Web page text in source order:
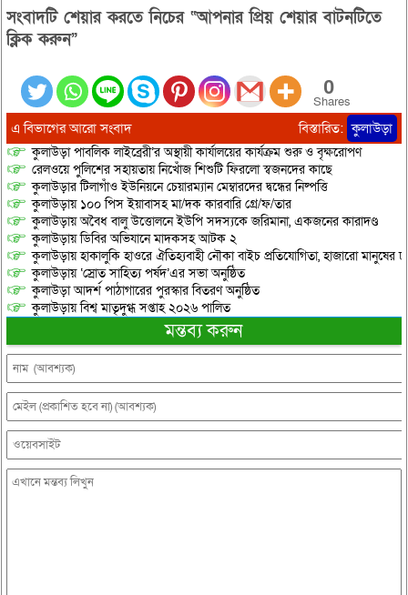
সংবাদটি শেয়ার করতে নিচের “আপনার প্রিয় শেয়ার বাটনটিতে
ক্লিক করুন”
0
Shares
এ বিভাগের আরো সংবাদ বিস্তারিত: কুলাউড়া
কুলাউড়া পাবলিক লাইব্রেরী’র অস্থায়ী কার্যালয়ের কার্যক্রম শুরু ও বৃক্ষরোপণ
রেলওয়ে পুলিশের সহায়তায় নিখোঁজ শিশুটি ফিরলো স্বজনদের কাছে
কুলাউড়ার টিলাগাঁও ইউনিয়নে চেয়ারম্যান মেম্বারদের দ্বন্ধের নিষ্পত্তি
কুলাউড়ায় ১০০ পিস ইয়াবাসহ মা/দক কারবারি গ্রে/ফ/তার
কুলাউড়ায় অবৈধ বালু উত্তোলনে ইউপি সদস্যকে জরিমানা, একজনের কারাদণ্ড
কুলাউড়ায় ডিবির অভিযানে মাদকসহ আটক ২
কুলাউড়ায় হাকালুকি হাওরে ঐতিহ্যবাহী নৌকা বাইচ প্রতিযোগিতা, হাজারো মানুষের
কুলাউড়ায় ‘স্রোত সাহিত্য পর্ষদ’এর সভা অনুষ্ঠিত
কুলাউড়া আদর্শ পাঠাগারের পুরস্কার বিতরণ অনুষ্ঠিত
কুলাউড়ায় বিশ্ব মাতৃদুগ্ধ সপ্তাহ ২০২৬ পালিত
মন্তব্য করুন